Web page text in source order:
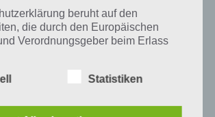
beruht auf den
die durch den Europäischen
Verordnungsgeber beim Erlass
die Öffentlichkeit als auch für
sein. Um dies zu
Statistiken